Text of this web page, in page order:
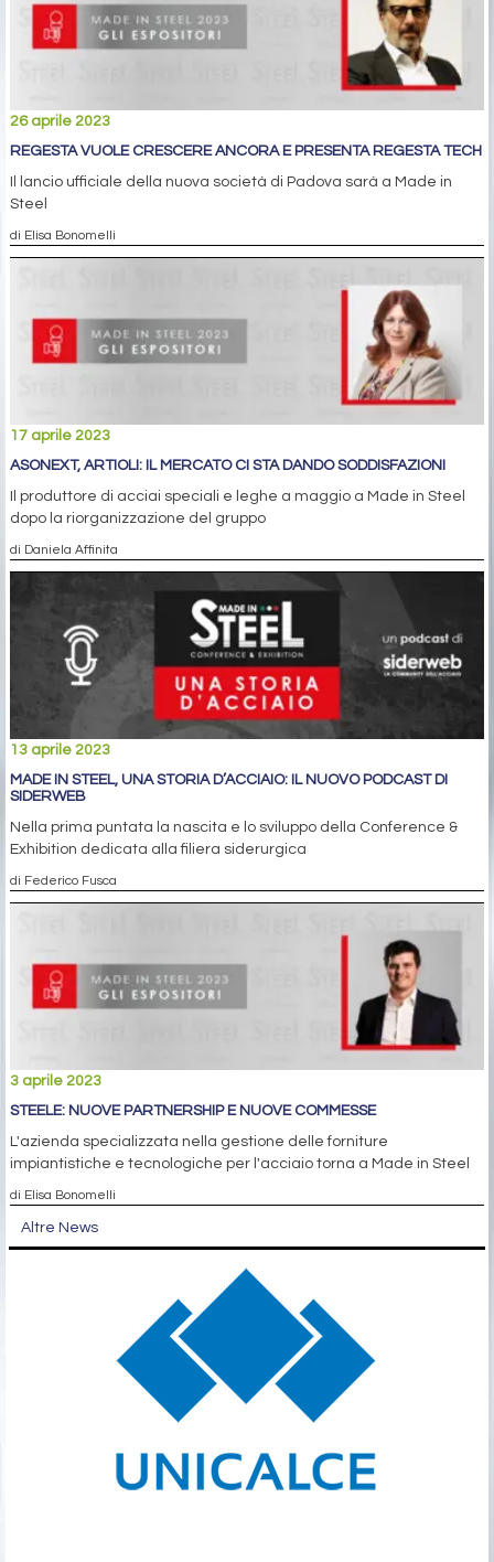
26 aprile 2023
REGESTA VUOLE CRESCERE ANCORA E PRESENTA REGESTA TECH
Il lancio ufficiale della nuova società di Padova sarà a Made in
Steel
di Elisa Bonomelli
17 aprile 2023
ASONEXT, ARTIOLI: IL MERCATO CI STA DANDO SODDISFAZIONI
Il produttore di acciai speciali e leghe a maggio a Made in Steel
dopo la riorganizzazione del gruppo
di Daniela Affinita
13 aprile 2023
MADE IN STEEL, UNA STORIA D’ACCIAIO: IL NUOVO PODCAST DI
SIDERWEB
Nella prima puntata la nascita e lo sviluppo della Conference &
Exhibition dedicata alla filiera siderurgica
di Federico Fusca
3 aprile 2023
STEELE: NUOVE PARTNERSHIP E NUOVE COMMESSE
L'azienda specializzata nella gestione delle forniture
impiantistiche e tecnologiche per l'acciaio torna a Made in Steel
di Elisa Bonomelli
Altre News